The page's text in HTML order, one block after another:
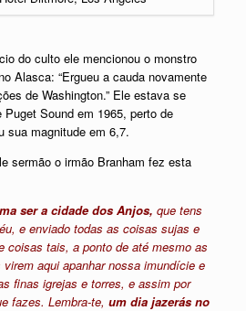
do culto ele mencionou o monstro
Alasca: “Ergueu a cauda novamente
de Washington.” Ele estava se
Puget Sound em 1965, perto de
sua magnitude em 6,7.
sermão o irmão Branham fez esta
ser a cidade dos Anjos, que tens
e enviado todas as coisas sujas e
coisas tais, a ponto de até mesmo as
aqui apanhar nossa imundície e
finas igrejas e torres, e assim por
fazes. Lembra-te, um dia jazerás no